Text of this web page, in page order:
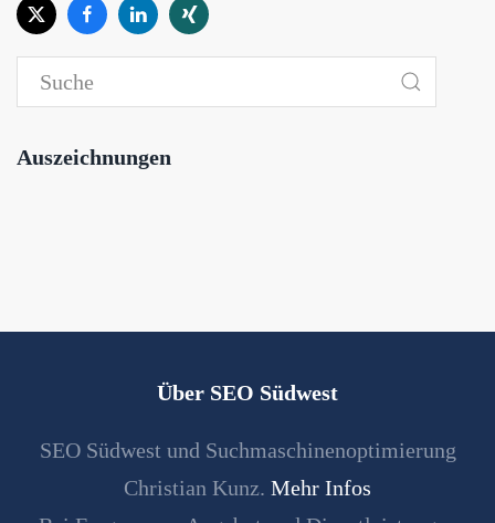
Auszeichnungen
Über SEO Südwest
SEO Südwest und Suchmaschinenoptimierung
Christian Kunz. Mehr Infos